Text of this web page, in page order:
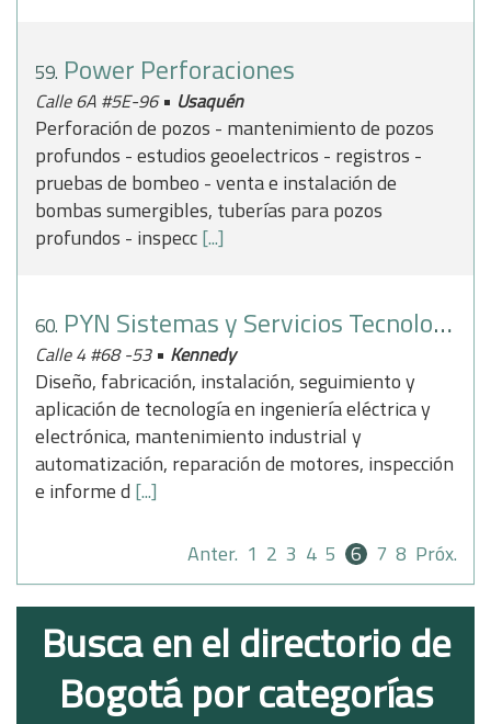
59. Power Perforaciones
Calle 6A #5E-96• Usaquén
Perforación de pozos - mantenimiento de pozos
profundos - estudios geoelectricos - registros -
pruebas de bombeo - venta e instalación de
bombas sumergibles, tuberías para pozos
profundos - inspecc[...]
60. PYN Sistemas y Servicios Tecnologicos SAS
Calle 4 #68 -53 • Kennedy
Diseño, fabricación, instalación, seguimiento y
aplicación de tecnología en ingeniería eléctrica y
electrónica, mantenimiento industrial y
automatización, reparación de motores, inspección
e informe d [...]
Anter. 1 2 3 4 5 6 7 8 Próx.
Busca en el directorio de
Bogotá por categorías